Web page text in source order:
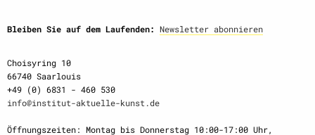
Bleiben Sie auf dem Laufenden: Newsletter abonnieren
Choisyring 10
66740 Saarlouis
+49 (0) 6831 - 460 530
info@institut-aktuelle-kunst.de
Öffnungszeiten: Montag bis Donnerstag 10:00-17:00 Uhr,